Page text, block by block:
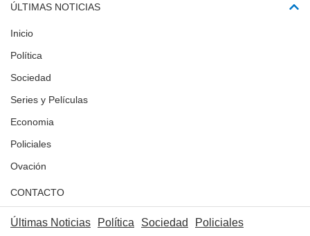
ÚLTIMAS NOTICIAS
Inicio
Política
Sociedad
Series y Películas
Economia
Policiales
Ovación
CONTACTO
Últimas Noticias Política Sociedad Policiales